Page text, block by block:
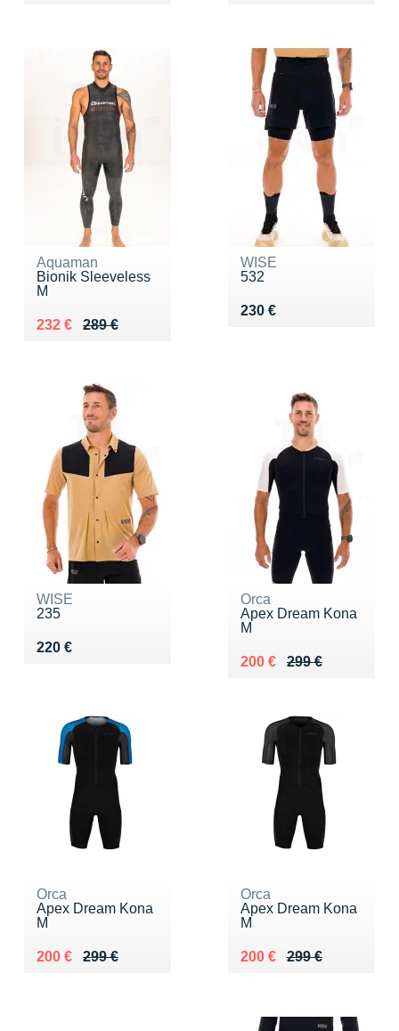
Aquaman
Bionik Sleeveless
M
289 €
Au lieu de 289 €
232 €
Vendu 232 €
WISE
532
230 €
Vendu 230 €
WISE
235
220 €
Vendu 220 €
Orca
Apex Dream Kona
M
299 €
Au lieu de 299 €
200 €
Vendu 200 €
Orca
Apex Dream Kona
M
299 €
Au lieu de 299 €
200 €
Vendu 200 €
Orca
Apex Dream Kona
M
299 €
Au lieu de 299 €
200 €
Vendu 200 €